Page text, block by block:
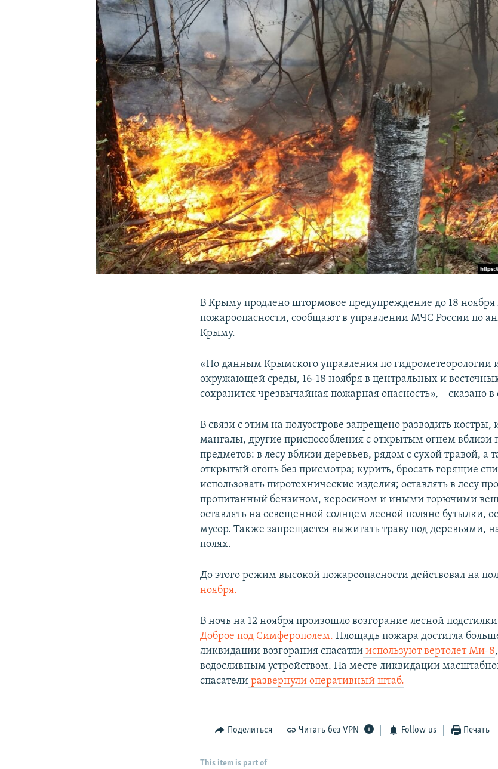
КРЫМ.НЕПОКОРЕННЫЙ
УКРАИНСКАЯ ПРОБЛЕМА КРЫМА
В Крыму продлено штормовое предупреждение до 18 ноября
пожароопасности, сообщают в управлении МЧС России по
Крыму.
«По данным Крымского управления по гидрометеорологии
окружающей среды, 16-18 ноября в центральных и
сохранится чрезвычайная пожарная опасность», – сказано
В связи с этим на полуострове запрещено разводить костры,
мангалы, другие приспособления с открытым огнем вблизи
предметов: в лесу вблизи деревьев, рядом с сухой травой, а
открытый огонь без присмотра; курить, бросать горящие
использовать пиротехнические изделия; оставлять в лесу
пропитанный бензином, керосином и иными горючими
оставлять на освещенной солнцем лесной поляне бутылки,
мусор. Также запрещается выжигать траву под деревьями,
полях.
До этого режим высокой пожароопасности действовал на
ноября.
В ночь на 12 ноября произошло возгорание лесной
Доброе под Симферополем.Площадь пожара достигла
ликвидации возгорания спасатли используют вертолет Ми-8
водосливным устройством. На месте ликвидации
спасатели развернули оперативный штаб.
Поделиться Читать без VPN Follow us Печать
This item is part of